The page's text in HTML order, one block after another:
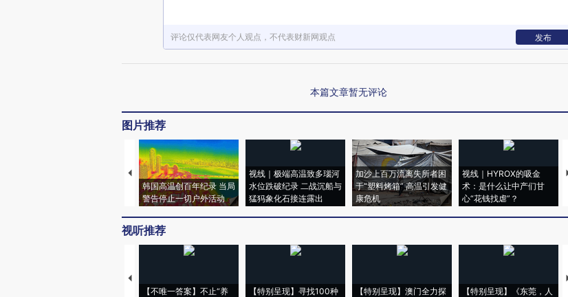
评论仅代表网友个人观点，不代表财新网观点 发布
本篇文章暂无评论
图片推荐
韩国高温创百年纪录 当局
警告停止一切户外活动
视线｜极端高温致多瑙河
水位跌破纪录 二战沉船与
猛犸象化石接连露出
加沙上百万流离失所者困
于“塑料烤箱” 高温引发健
康危机
视线｜HYROX的吸金
术：是什么让中产们甘
心“花钱找虐”？
视听推荐
【不唯一答案】不止“养
【特别呈现】寻找100种
【特别呈现】澳门全力探
【特别呈现】《东莞，人